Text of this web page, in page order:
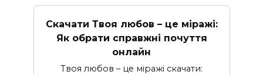
Скачати Твоя любов – це міражі:
Як обрати справжні почуття
онлайн
Твоя любов – це міражі скачати: